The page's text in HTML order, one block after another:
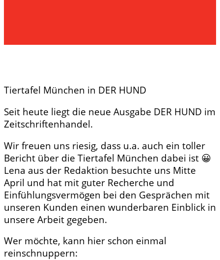
Tiertafel München in DER HUND
Seit heute liegt die neue Ausgabe DER HUND im
Zeitschriftenhandel.
Wir freuen uns riesig, dass u.a. auch ein toller
Bericht über die Tiertafel München dabei ist 😀
Lena aus der Redaktion besuchte uns Mitte
April und hat mit guter Recherche und
Einfühlungsvermögen bei den Gesprächen mit
unseren Kunden einen wunderbaren Einblick in
unsere Arbeit gegeben.
Wer möchte, kann hier schon einmal
reinschnuppern: